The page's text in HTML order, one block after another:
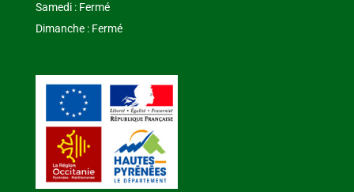
Samedi : Fermé
Dimanche : Fermé